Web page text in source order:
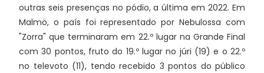
outras seis presenças no pódio, a última em 2022. Em
Malmö, o país foi representado por Nebulossa com
"Zorra" que terminaram em 22.º lugar na Grande Final
com 30 pontos, fruto do 19.º lugar no júri (19) e o 22.º
no televoto (11), tendo recebido 3 pontos do público